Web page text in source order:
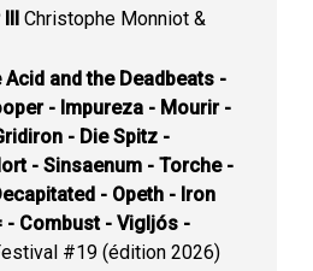
Christophe Monniot &
and the Deadbeats -
- Impureza - Mourir -
- Die Spitz -
- Sinsaenum - Torche -
- Opeth - Iron
- Combust - Vigljós -
#19 (édition 2026)